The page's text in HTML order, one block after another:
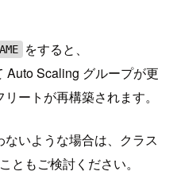
をすると、
Auto Scaling グループが更
ートが再構築されます。
いような場合は、クラス
ともご検討ください。